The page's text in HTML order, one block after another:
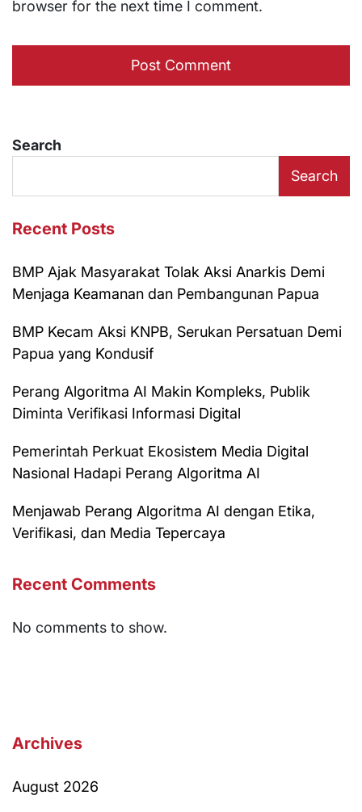
browser for the next time I comment.
Search
Search
Recent Posts
BMP Ajak Masyarakat Tolak Aksi Anarkis Demi
Menjaga Keamanan dan Pembangunan Papua
BMP Kecam Aksi KNPB, Serukan Persatuan Demi
Papua yang Kondusif
Perang Algoritma AI Makin Kompleks, Publik
Diminta Verifikasi Informasi Digital
Pemerintah Perkuat Ekosistem Media Digital
Nasional Hadapi Perang Algoritma AI
Menjawab Perang Algoritma AI dengan Etika,
Verifikasi, dan Media Tepercaya
Recent Comments
No comments to show.
Archives
August 2026